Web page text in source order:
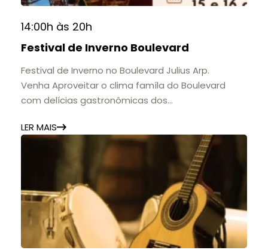
14:00h às 20h
Festival de Inverno Boulevard
Festival de Inverno no Boulevard Julius Arp.
Venha Aproveitar o clima famíla do Boulevard
com delícias gastronômicas dos
LER MAIS